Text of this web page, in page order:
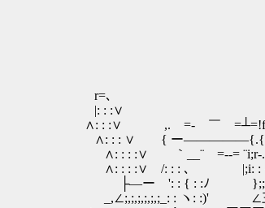
,;;=;､
∠三三三
∠三三三三
∠三三三ニ＝
/三ﾆ／∠} エｺ
,;三;;// ,.´≦三三
r=､ i三/ ／三三,三
|: : :∨ i三;}/三/-=: : ￣:
∧: : :∨ ,. =‐ ￣ =┴=!f;;;;/: : : :
∧: : : ∨ { ー―――――{.{;;;;j : : : :
∧: : : :∨ ｀__¨ =--= ¨i;r‐.};;{:
∧: : : :∨ /: : : ､ |;i: : {;{: ´::＿
├―ーゝ': : { : :ﾉ };;ｉ: : }|: : :.
_,∠;,;,;,;,;,;_: : ヽ: :)' ∠三ゝi|: : :